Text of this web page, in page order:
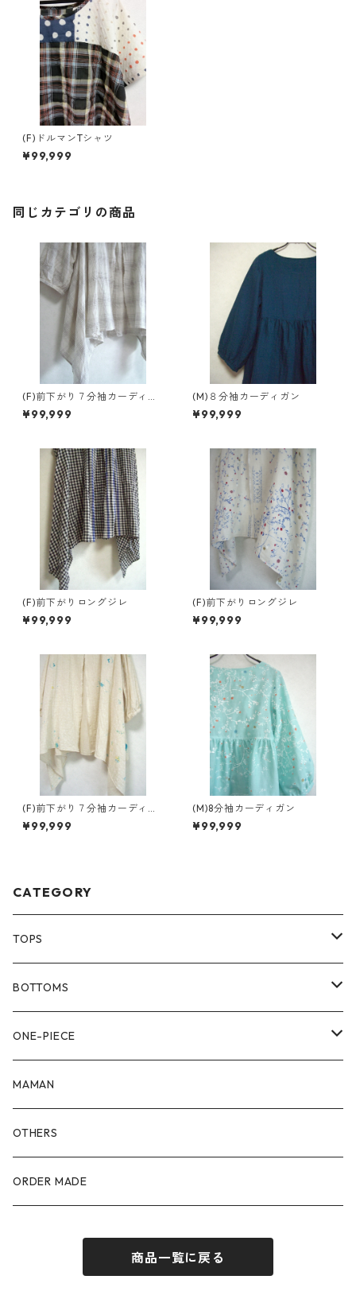
(F)ドルマンTシャツ
¥99,999
同じカテゴリの商品
(F)前下がり７分袖カーディガ
ン
¥99,999
(M)８分袖カーディガン
¥99,999
(F)前下がりロングジレ
¥99,999
(F)前下がりロングジレ
¥99,999
(F)前下がり７分袖カーディガ
ン
¥99,999
(M)8分袖カーディガン
¥99,999
CATEGORY
TOPS
80size
90size
100size
110size
BOTTOMS
80size
90size
100size
110size
ONE-PIECE
80size
90size
100size
MAMAN
OTHERS
ORDER MADE
商品一覧に戻る